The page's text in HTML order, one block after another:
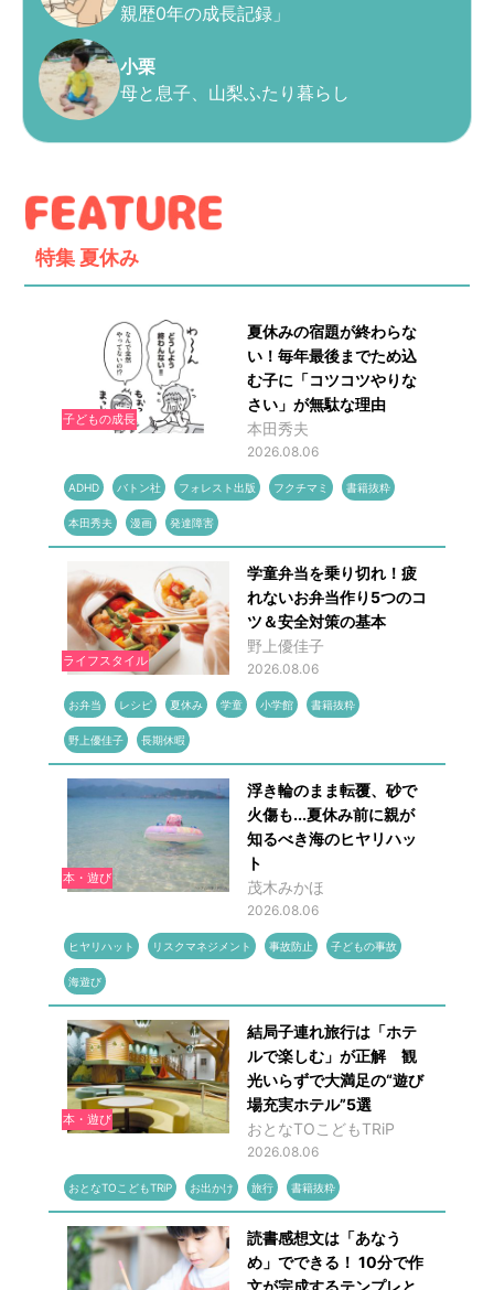
親歴0年の成長記録」
小栗
母と息子、山梨ふたり暮らし
特集 夏休み
子どもの成長
夏休みの宿題が終わらな
い！毎年最後までため込
む子に「コツコツやりな
さい」が無駄な理由
本田秀夫
2026.08.06
ADHD バトン社 フォレスト出版 フクチマミ 書籍抜粋
本田秀夫 漫画 発達障害
ライフスタイル
学童弁当を乗り切れ！疲
れないお弁当作り5つのコ
ツ＆安全対策の基本
野上優佳子
2026.08.06
お弁当 レシピ 夏休み 学童 小学館 書籍抜粋
野上優佳子 長期休暇
本・遊び
浮き輪のまま転覆、砂で
火傷も...夏休み前に親が
知るべき海のヒヤリハッ
ト
茂木みかほ
2026.08.06
ヒヤリハット リスクマネジメント 事故防止 子どもの事故
海遊び
本・遊び
結局子連れ旅行は「ホテ
ルで楽しむ」が正解 観
光いらずで大満足の“遊び
場充実ホテル”5選
おとなTOこどもTRiP
2026.08.06
おとなTOこどもTRiP お出かけ 旅行 書籍抜粋
読書感想文は「あなう
め」でできる！ 10分で作